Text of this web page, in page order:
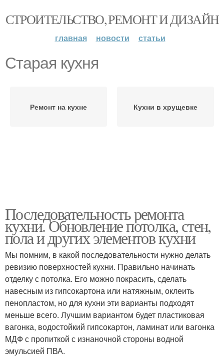
СТРОИТЕЛЬСТВО, РЕМОНТ И ДИЗАЙН
главная новости статьи
Старая кухня
Ремонт на кухне Кухни в хрущевке
Последовательность ремонта
кухни. Обновление потолка, стен,
пола и других элементов кухни
Мы помним, в какой последовательности нужно делать
ревизию поверхностей кухни. Правильно начинать
отделку с потолка. Его можно покрасить, сделать
навесным из гипсокартона или натяжным, оклеить
пенопластом, но для кухни эти варианты подходят
меньше всего. Лучшим вариантом будет пластиковая
вагонка, водостойкий гипсокартон, ламинат или вагонка
МДФ с пропиткой с изнаночной стороны водной
эмульсией ПВА.